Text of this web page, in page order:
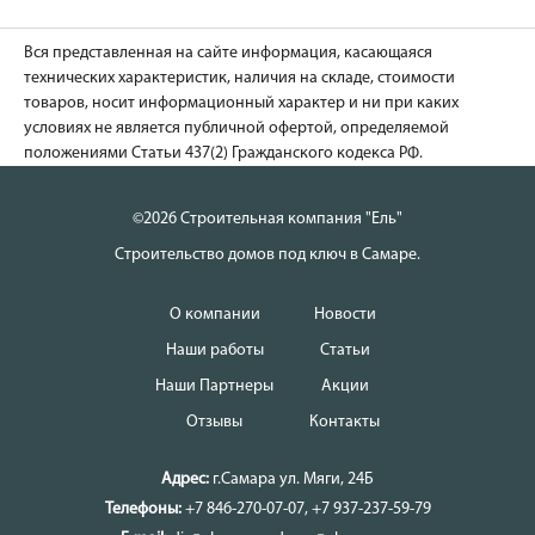
Вся представленная на сайте информация, касающаяся
технических характеристик, наличия на складе, стоимости
товаров, носит информационный характер и ни при каких
условиях не является публичной офертой, определяемой
положениями Статьи 437(2) Гражданского кодекса РФ.
©2026 Строительная компания "Ель"
Строительство домов под ключ в Самаре.
О компании
Наши работы
Наши Партнеры
Отзывы
Новости
Статьи
Акции
Контакты
Адрес: г.Самара ул. Мяги, 24Б
Телефоны: +7 846-270-07-07, +7 937-237-59-79